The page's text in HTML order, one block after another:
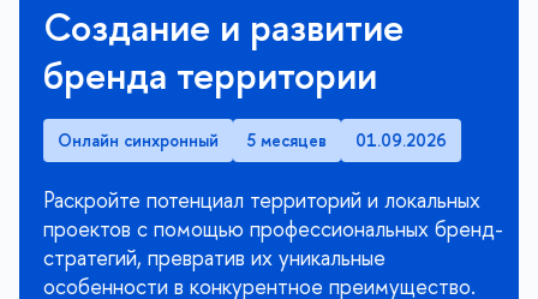
Создание и развитие
бренда территории
Онлайн синхронный 5 месяцев 01.09.2026
Раскройте потенциал территорий и локальных
проектов с помощью профессиональных бренд-
стратегий, превратив их уникальные
особенности в конкурентное преимущество.